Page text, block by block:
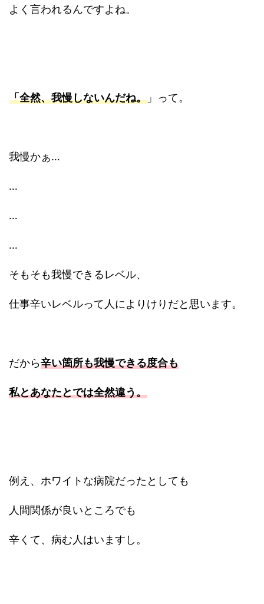
よく言われるんですよね。
「全然、我慢しないんだね。 」って。
我慢かぁ…
…
…
…
そもそも我慢できるレベル、
仕事辛いレベルって人によりけりだと思います。
だから辛い箇所も我慢できる度合も
私とあなたとでは全然違う。
例え、ホワイトな病院だったとしても
人間関係が良いところでも
辛くて、病む人はいますし。